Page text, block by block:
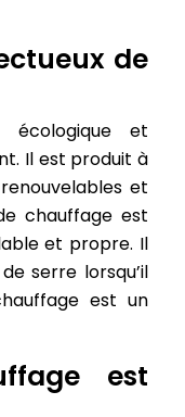
de
et
Il est produit à
et
chauffage est
et propre. Il
serre lorsqu’il
est un
est